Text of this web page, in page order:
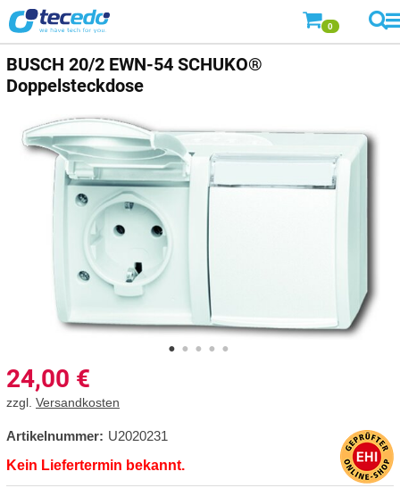
0
BUSCH 20/2 EWN-54 SCHUKO®
Doppelsteckdose
24,00 €
zzgl. Versandkosten
Artikelnummer: U2020231
Kein Liefertermin bekannt.